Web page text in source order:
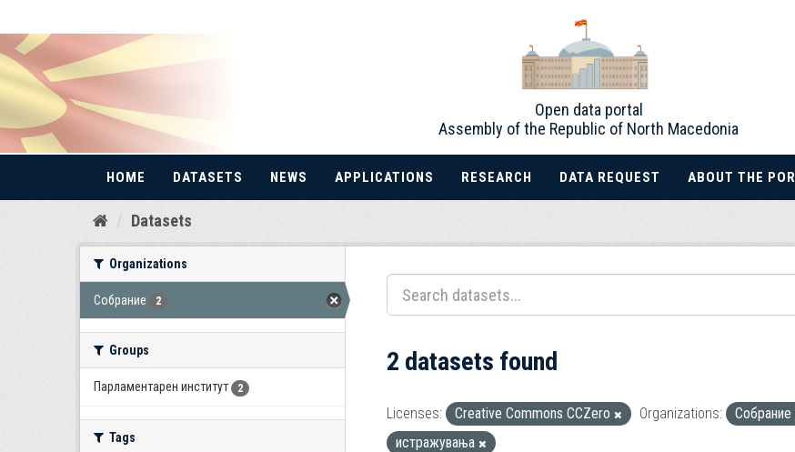
Skip
Open data portal
Assembly of the Republic of North Macedonia
HOME DATASETS NEWS APPLICATIONS RESEARCH DATA REQUEST ABOUT THE
Datasets
Organizations
Собрание 2
Groups
Парламентарен институт 2
Tags
2 datasets found
Licenses: Creative Commons CCZero Organizations: Собрание
истражувања